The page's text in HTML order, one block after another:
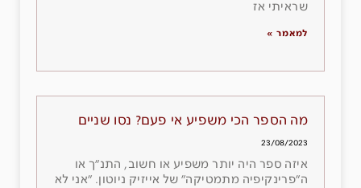
שראיתי אז
למאמר »
מה הספר הכי משפיע אי פעם? נסו שניים
23/08/2023
איזה ספר היה יותר משפיע או חשוב, התנ״ך או
ה״פרינקיפיה מתמטיקה״ של אייזיק ניוטון. ״אני לא